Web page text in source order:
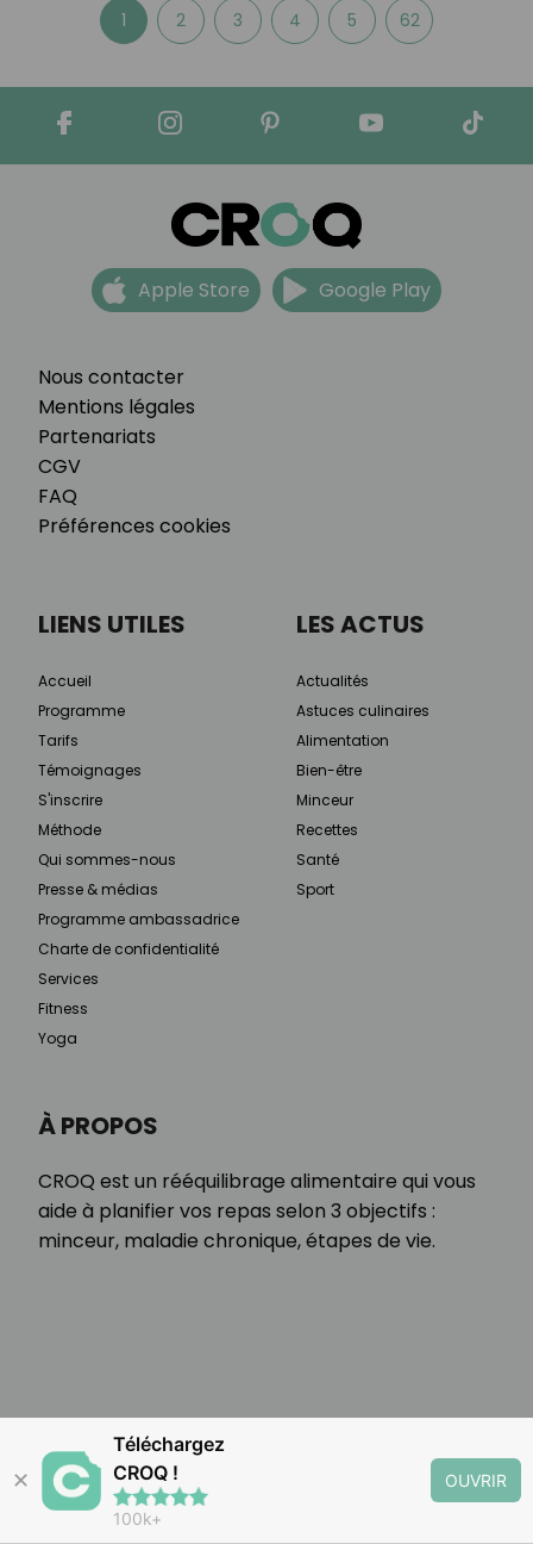
1 2 3 4 5 62
Nous contacter
Mentions légales
Partenariats
CGV
FAQ
Préférences cookies
Apple Store Google Play
À PROPOS
CROQ est un rééquilibrage alimentaire qui vous
aide à planifier vos repas selon 3 objectifs :
minceur, maladie chronique, étapes de vie.
LIENS UTILES
Accueil
Programme
Tarifs
Témoignages
S'inscrire
Méthode
Qui sommes-nous
Presse & médias
Programme ambassadrice
Charte de confidentialité
Services
Fitness
Yoga
LES ACTUS
Actualités
Astuces culinaires
Alimentation
Bien-être
Minceur
Recettes
Santé
Sport
✕
Téléchargez
CROQ !
100k+
OUVRIR